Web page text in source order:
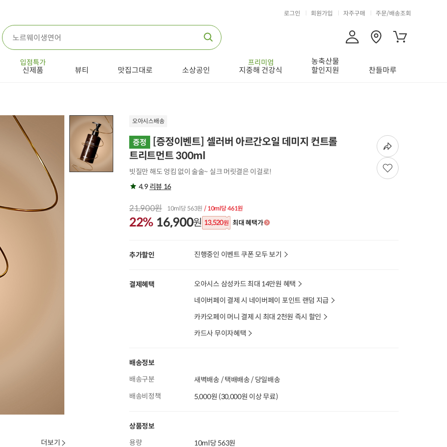
로그인 회원가입 자주구매 주문/배송조회
입점특가
신제품 뷰티 맛집그대로 소상공인
프리미엄
지중해 건강식
농축산물
할인지원
찬들마루
더보기
오아시스배송
[증정이벤트] 셀러버 아르간오일 데미지 컨트롤
트리트먼트 300ml
빗질만 해도 엉킴 없이 술술~ 실크 머릿결은 이걸로!
4.9 리뷰 16
21,900원 10ml당 563원 / 10ml당 461원
22% 16,900원 13,520원 최대 혜택가
추가할인 진행중인 이벤트 쿠폰 모두 보기
결제혜택
오아시스 삼성카드 최대 14만원 혜택
네이버페이 결제 시 네이버페이 포인트 랜덤 지급
카카오페이 머니 결제 시 최대 2천원 즉시 할인
카드사 무이자혜택
배송정보
배송구분
새벽배송 / 택배배송 / 당일배송
배송비정책
5,000원 (30,000원 이상 무료)
상품정보
용량
10ml당 563원